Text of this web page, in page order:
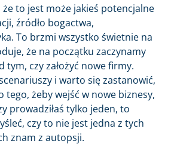
to jest może jakieś potencjalne
źródło bogactwa,
To brzmi wszystko świetnie na
że na początku zaczynamy
tym, czy założyć nowe firmy.
i warto się zastanowić,
tego, żeby wejść w nowe biznesy,
prowadziłaś tylko jeden, to
czy to nie jest jedna z tych
znam z autopsji.